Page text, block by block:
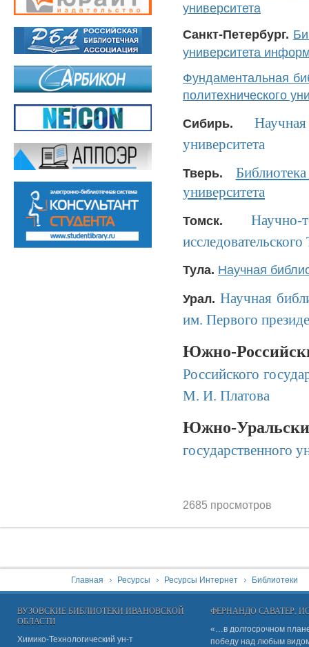
университета
Санкт-Петербург.
университета
Фундаментальная
политехнического
Сибирь.
университета
Тверь.
университета
Томск.
Тула. Научная
Урал.Научная
им. Первого
Южно-
Российского
М. И. Платова
Южно-
государственного
2685 просмотров
Главная Ресурсы Ресурсы Интернет Библиотеки
ВУЗОВСКИЕ БИБЛИОТЕКИ ИВАНОВСКОЙ
ОБЛАСТИ
Химико-Технологический ун-т
ФЕРНАНДО САВАТЕР,
«…в долгосрочном
победу над любым